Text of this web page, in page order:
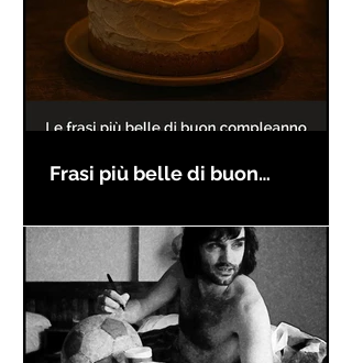
Frasi più belle di buon